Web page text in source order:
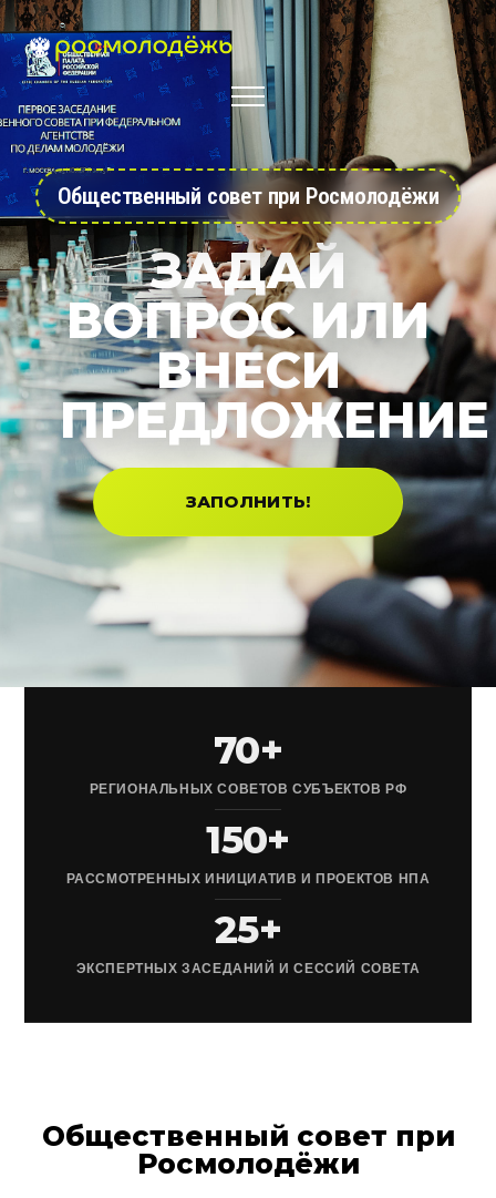
Общественный совет при Росмолодёжи
ЗАДАЙ
ВОПРОС ИЛИ
ВНЕСИ
ПРЕДЛОЖЕНИЕ
ЗАПОЛНИТЬ!
70+
РЕГИОНАЛЬНЫХ СОВЕТОВ СУБЪЕКТОВ РФ
150+
РАССМОТРЕННЫХ ИНИЦИАТИВ И ПРОЕКТОВ НПА
25+
ЭКСПЕРТНЫХ ЗАСЕДАНИЙ И СЕССИЙ СОВЕТА
Общественный совет при
Росмолодёжи